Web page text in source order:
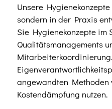
Unsere
sondern in der Praxis
Sie Hygienekonzepte im
Qualitätsmanagements
angewandten Methoden
Kostendämpfung nutzen.